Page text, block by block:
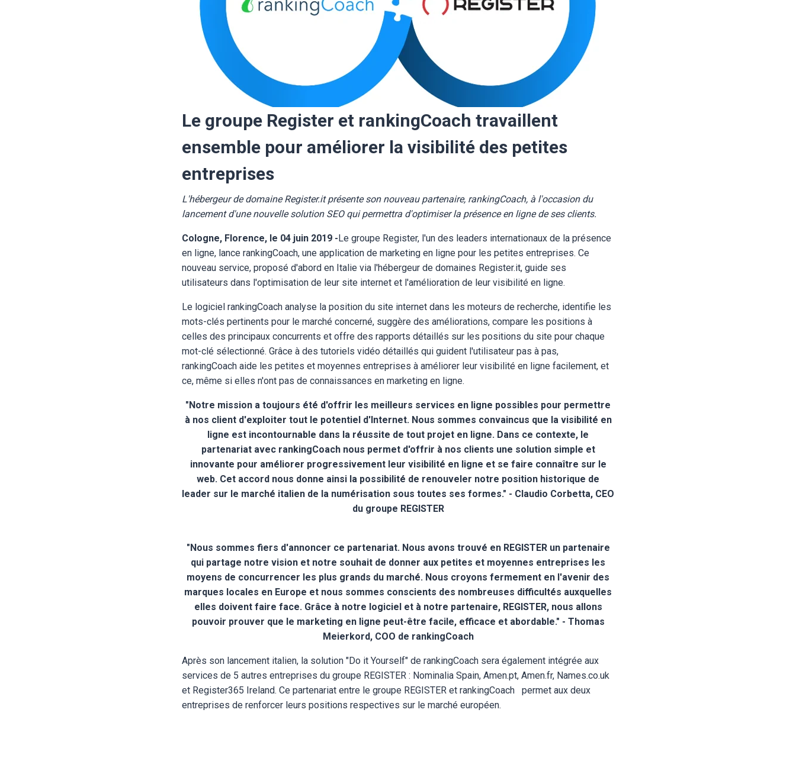
Le groupe Register et rankingCoach travaillent
ensemble pour améliorer la visibilité des petites
entreprises
L'hébergeur de domaine Register.it présente son nouveau partenaire, rankingCoach, à l'occasion du
lancement d'une nouvelle solution SEO qui permettra d'optimiser la présence en ligne de ses clients.
Cologne, Florence, le 04 juin 2019 -Le groupe Register, l'un des leaders internationaux de la présence
en ligne, lance rankingCoach, une application de marketing en ligne pour les petites entreprises. Ce
nouveau service, proposé d'abord en Italie via l'hébergeur de domaines Register.it, guide ses
utilisateurs dans l'optimisation de leur site internet et l'amélioration de leur visibilité en ligne.
Le logiciel rankingCoach analyse la position du site internet dans les moteurs de recherche, identifie les
mots-clés pertinents pour le marché concerné, suggère des améliorations, compare les positions à
celles des principaux concurrents et offre des rapports détaillés sur les positions du site pour chaque
mot-clé sélectionné. Grâce à des tutoriels vidéo détaillés qui guident l'utilisateur pas à pas,
rankingCoach aide les petites et moyennes entreprises à améliorer leur visibilité en ligne facilement, et
ce, même si elles n'ont pas de connaissances en marketing en ligne.
"Notre mission a toujours été d'offrir les meilleurs services en ligne possibles pour permettre
à nos client d'exploiter tout le potentiel d'Internet. Nous sommes convaincus que la visibilité en
ligne est incontournable dans la réussite de tout projet en ligne. Dans ce contexte, le
partenariat avec rankingCoach nous permet d'offrir à nos clients une solution simple et
innovante pour améliorer progressivement leur visibilité en ligne et se faire connaître sur le
web. Cet accord nous donne ainsi la possibilité de renouveler notre position historique de
leader sur le marché italien de la numérisation sous toutes ses formes." - Claudio Corbetta, CEO
du groupe REGISTER
"Nous sommes fiers d'annoncer ce partenariat. Nous avons trouvé en REGISTER un partenaire
qui partage notre vision et notre souhait de donner aux petites et moyennes entreprises les
moyens de concurrencer les plus grands du marché. Nous croyons fermement en l'avenir des
marques locales en Europe et nous sommes conscients des nombreuses difficultés auxquelles
elles doivent faire face. Grâce à notre logiciel et à notre partenaire, REGISTER, nous allons
pouvoir prouver que le marketing en ligne peut-être facile, efficace et abordable." - Thomas
Meierkord, COO de rankingCoach
Après son lancement italien, la solution "Do it Yourself" de rankingCoach sera également intégrée aux
services de 5 autres entreprises du groupe REGISTER : Nominalia Spain, Amen.pt, Amen.fr, Names.co.uk
et Register365 Ireland. Ce partenariat entre le groupe REGISTER et rankingCoach permet aux deux
entreprises de renforcer leurs positions respectives sur le marché européen.